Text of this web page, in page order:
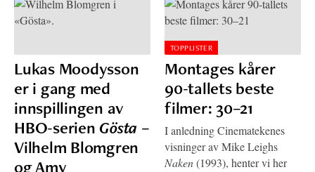
Lukas Moodysson
er i gang med
innspillingen av
HBO-serienGösta –
Vilhelm Blomgren
og Amy
TOPPLISTER
Montages kårer
90-tallets beste
filmer: 30–21
I anledning Cinematekenes
visninger av Mike Leighs
Naken(1993), henter vi her